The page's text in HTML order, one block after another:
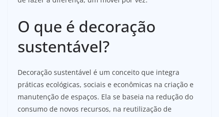
O que é decoração
sustentável?
Decoração sustentável é um conceito que integra
práticas ecológicas, sociais e econômicas na criação e
manutenção de espaços. Ela se baseia na redução do
consumo de novos recursos, na reutilização de